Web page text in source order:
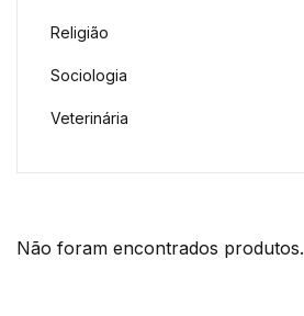
Não foram encontrados produtos.
Religião
Sociologia
Veterinária